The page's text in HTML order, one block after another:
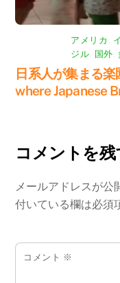
アメリカ
ジル 国外
日系人が集まる
where Japanese
コメントを残
メールアドレスが公
付いている欄は必須
コメント ※